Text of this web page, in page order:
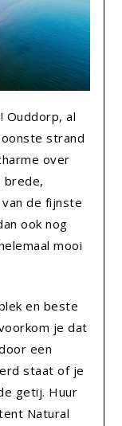
Ouddorp, al
strand
over
brede,
de fijnste
ook nog
mooi
en beste
je dat
een
staat of je
getij. Huur
Natural